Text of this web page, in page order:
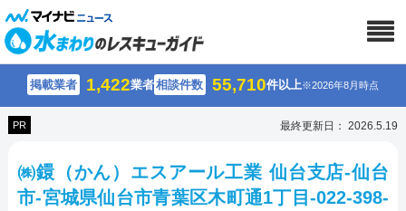
掲載業者 1,422業者相談件数 55,710件以上※2026年8月時点
PR 最終更新日： 2026.5.19
㈱鐶（かん）エスアール工業 仙台支店-仙台
市-宮城県仙台市青葉区木町通1丁目-022-398-